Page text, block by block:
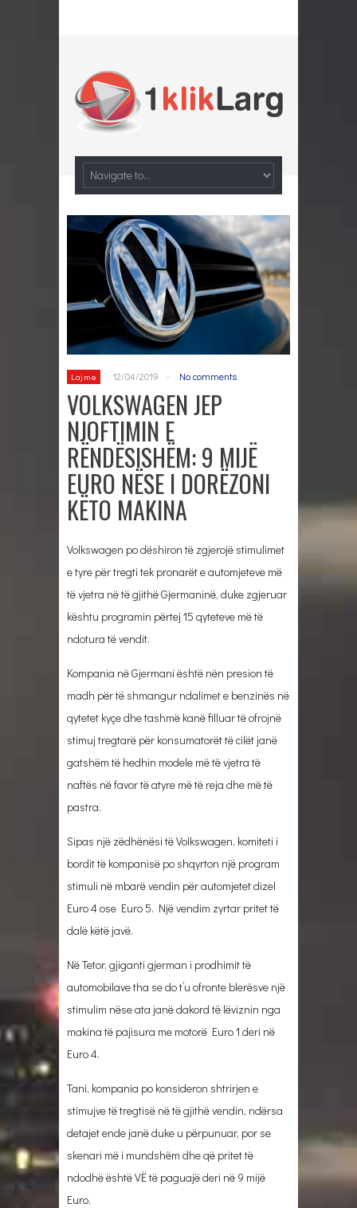
Lajme 12/04/2019 - No comments
VOLKSWAGEN JEP
NJOFTIMIN E
RËNDËSISHËM: 9 MIJË
EURO NËSE I DORËZONI
KËTO MAKINA
Volkswagen po dëshiron të zgjerojë stimulimet
e tyre për tregti tek pronarët e automjeteve më
të vjetra në të gjithë Gjermaninë, duke zgjeruar
kështu programin përtej 15 qyteteve më të
ndotura të vendit.
Kompania në Gjermani është nën presion të
madh për të shmangur ndalimet e benzinës në
qytetet kyçe dhe tashmë kanë filluar të ofrojnë
stimuj tregtarë për konsumatorët të cilët janë
gatshëm të hedhin modele më të vjetra të
naftës në favor të atyre më të reja dhe më të
pastra.
Sipas një zëdhënësi të Volkswagen, komiteti i
bordit të kompanisë po shqyrton një program
stimuli në mbarë vendin për automjetet dizel
Euro 4 ose Euro 5. Një vendim zyrtar pritet të
dalë këtë javë.
Në Tetor, gjiganti gjerman i prodhimit të
automobilave tha se do t’u ofronte blerësve një
stimulim nëse ata janë dakord të lëviznin nga
makina të pajisura me motorë Euro 1 deri në
Euro 4.
Tani, kompania po konsideron shtrirjen e
stimujve të tregtisë në të gjithë vendin, ndërsa
detajet ende janë duke u përpunuar, por se
skenari më i mundshëm dhe që pritet të
ndodhë është VË të paguajë deri në 9 mijë
Euro.